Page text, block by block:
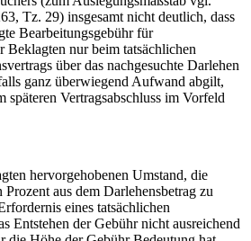
Tz. 29) insgesamt nicht deutlich, dass
Bearbeitungsgebühr für
Beklagten nur beim tatsächlichen
über das nachgesuchte Darlehen
ganz überwiegend Aufwand abgilt,
späteren Vertragsabschluss im Vorfeld
hervorgehobenen Umstand, die
aus dem Darlehensbetrag zu
eines tatsächlichen
Entstehen der Gebühr nicht ausreichend